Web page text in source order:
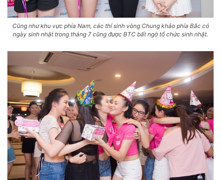
Cũng như khu vực phía Nam, các thí sinh vòng Chung khảo phía Bắc có
ngày sinh nhật trong tháng 7 cũng được BTC bất ngờ tổ chức sinh nhật.